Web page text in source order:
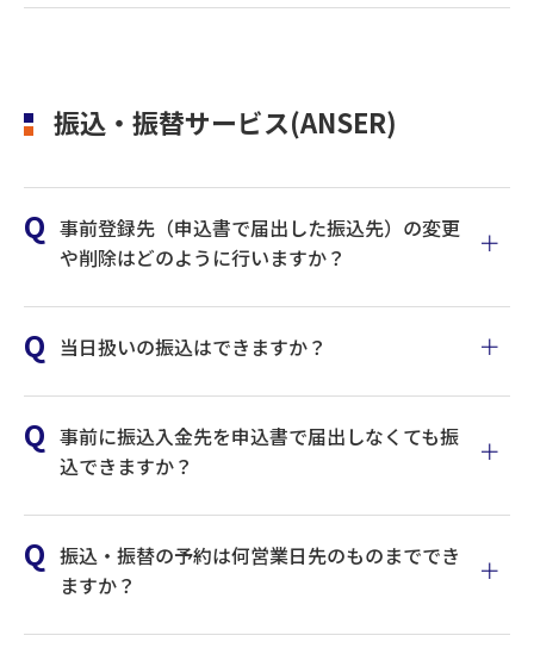
自分以外に管理者ユーザがログインできない場合(または自分
以外に管理者ユーザがいない場合)、書面による手続きが必要
です。詳しくはこちら
振込・振替サービス(ANSER)
事前登録先（申込書で届出した振込先）の変更
や削除はどのように行いますか？
当日扱いの振込はできますか？
「事前登録口座一覧から選ぶ」ボタンまたは「受取人番号」ボタ
事前に振込入金先を申込書で届出しなくても振
込できますか？
振込・振替の予約は何営業日先のものまででき
ますか？